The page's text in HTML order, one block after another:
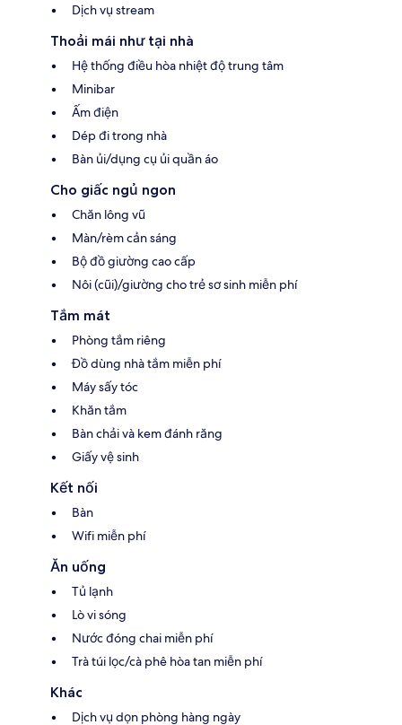
Dịch vụ stream
Thoải mái như tại nhà
Hệ thống điều hòa nhiệt độ trung tâm
Minibar
Ấm điện
Dép đi trong nhà
Bàn ủi/dụng cụ ủi quần áo
Cho giấc ngủ ngon
Chăn lông vũ
Màn/rèm cản sáng
Bộ đồ giường cao cấp
Nôi (cũi)/giường cho trẻ sơ sinh miễn phí
Tắm mát
Phòng tắm riêng
Đồ dùng nhà tắm miễn phí
Máy sấy tóc
Khăn tắm
Bàn chải và kem đánh răng
Giấy vệ sinh
Kết nối
Bàn
Wifi miễn phí
Ăn uống
Tủ lạnh
Lò vi sóng
Nước đóng chai miễn phí
Trà túi lọc/cà phê hòa tan miễn phí
Khác
Dịch vụ dọn phòng hàng ngày